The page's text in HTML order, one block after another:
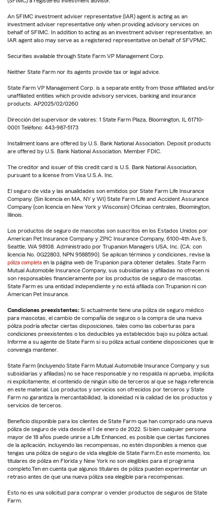
An SFIMC investment adviser representative (IAR) agent is acting as an
investment adviser representative only when providing advisory services on
behalf of SFIMC. In addition to acting as an investment adviser representative, an
IAR agent also may serve as a registered representative on behalf of SFVPMC.
Securities available through State Farm VP Management Corp.
Neither State Farm nor its agents provide tax or legal advice.
State Farm VP Management Corp. is a separate entity from those affiliated and/or
unaffiliated entities which provide advisory services, banking and insurance
products. AP2025/02/0260
Dirección del supervisor de valores: 1 State Farm Plaza, Bloomington, IL 61710-
0001 Teléfono: 443-987-5173
Installment loans are offered by U.S. Bank National Association. Deposit products
are offered by U.S. Bank National Association. Member FDIC.
The creditor and issuer of this credit card is U.S. Bank National Association,
pursuant to a license from Visa U.S.A. Inc.
El seguro de vida y las anualidades son emitidos por State Farm Life Insurance
Company. (Sin licencia en MA, NY y WI) State Farm Life and Accident Assurance
Company (con licencia en New York y Wisconsin) Oficinas centrales, Bloomington,
Illinois.
Los productos de seguro de mascotas son suscritos en los Estados Unidos por
American Pet Insurance Company y ZPIC Insurance Company, 6100-4th Ave S,
Seattle, WA 98108. Administrado por Trupanion Managers USA, Inc. (CA: con
licencia No. 0G22803, NPN 9588590). Se aplican términos y condiciones, revise la
póliza completa en la página web de Trupanion para obtener detalles. State Farm
Mutual Automobile Insurance Company, sus subsidiarias y afiliadas no ofrecen ni
son responsables financieramente por los productos de seguro de mascotas.
State Farm es una entidad independiente y no está afiliada con Trupanion ni con
American Pet Insurance.
Condiciones preexistentes: Si actualmente tiene una póliza de seguro médico
para mascotas, el cambio de compañía de seguros o la compra de una nueva
póliza podría afectar ciertas disposiciones, tales como las coberturas para
condiciones preexistentes o los deducibles ya establecidos bajo su póliza actual.
Informe a su agente de State Farm si su póliza actual contiene disposiciones que le
convenga mantener.
State Farm (incluyendo State Farm Mutual Automobile Insurance Company y sus
subsidiarias y afiliadas) no se hace responsable y no respalda ni aprueba, implícita
ni explícitamente, el contenido de ningún sitio de terceros al que se haga referencia
en este material. Los productos y servicios son ofrecidos por terceros y State
Farm no garantiza la mercantabilidad, la idoneidad ni la calidad de los productos y
servicios de terceros.
Beneficio disponible para los clientes de State Farm que han comprado una nueva
póliza de seguro de vida desde el 1 de enero de 2022. Si bien cualquier persona
mayor de 18 años puede unirse a Life Enhanced, es posible que ciertas funciones
de la aplicación, incluyendo las recompensas, no estén disponibles a menos que
tengas una póliza de seguro de vida elegible de State Farm.En este momento, los
titulares de póliza en Florida y New York no son elegibles para el programa
completo.Ten en cuenta que algunos titulares de póliza pueden experimentar un
retraso antes de que una nueva póliza sea elegible para recompensas.
Esto no es una solicitud para comprar o vender productos de seguros de State
Farm.